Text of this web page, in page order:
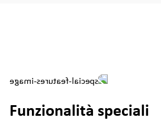
Funzionalità speciali